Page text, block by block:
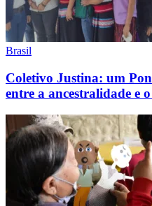
Brasil
Coletivo Justina: um
entre a ancestralidade e